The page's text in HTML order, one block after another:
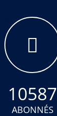
10587
ABONNÉS